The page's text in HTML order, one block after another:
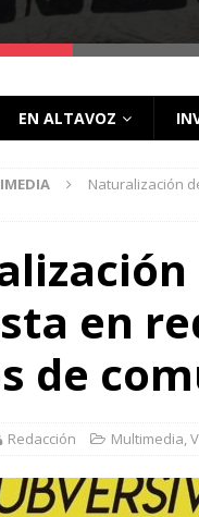
EN ALTAVOZ
Naturalización
en
de
Redacción Multimedia,